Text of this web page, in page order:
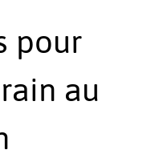
pour
au